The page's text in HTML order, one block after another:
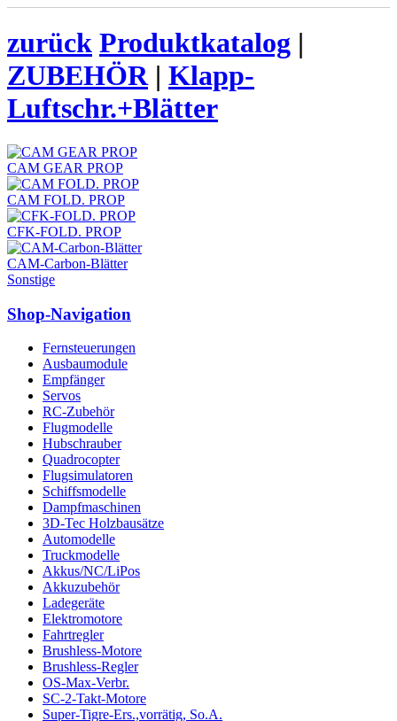
zurück Produktkatalog |
ZUBEHÖR| Klapp-
Luftschr.+Blätter
CAM GEAR PROP
CAM FOLD. PROP
CFK-FOLD. PROP
CAM-Carbon-Blätter
Sonstige
Shop-Navigation
Fernsteuerungen
Ausbaumodule
Empfänger
Servos
RC-Zubehör
Flugmodelle
Hubschrauber
Quadrocopter
Flugsimulatoren
Schiffsmodelle
Dampfmaschinen
3D-Tec Holzbausätze
Automodelle
Truckmodelle
Akkus/NC/LiPos
Akkuzubehör
Ladegeräte
Elektromotore
Fahrtregler
Brushless-Motore
Brushless-Regler
OS-Max-Verbr.
SC-2-Takt-Motore
Super-Tigre-Ers.,vorrätig, So.A.